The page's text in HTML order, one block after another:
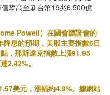
攀高至新台幣19兆6,500億
Powell）在國會聽證會的
息的預期，美股主要指數6日
，那斯達克指數上漲91.95
2.42%。
美元，漲幅約4.9%。據網站